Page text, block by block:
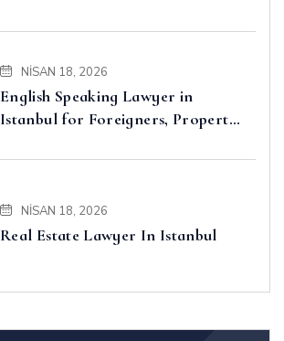
NISAN 18, 2026
English Speaking Lawyer in
Istanbul for Foreigners, Property,
NISAN 18, 2026
Real Estate Lawyer In Istanbul